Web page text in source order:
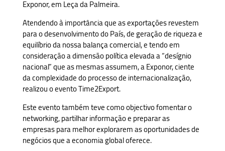
Exponor, em Leça da Palmeira.
Atendendo à importância que as exportações revestem
para o desenvolvimento do País, de geração de riqueza e
equilíbrio da nossa balança comercial, e tendo em
consideração a dimensão política elevada a “desígnio
nacional” que as mesmas assumem, a Exponor, ciente
da complexidade do processo de internacionalização,
realizou o evento Time2Export.
Este evento também teve como objectivo fomentar o
networking, partilhar informação e preparar as
empresas para melhor explorarem as oportunidades de
negócios que a economia global oferece.